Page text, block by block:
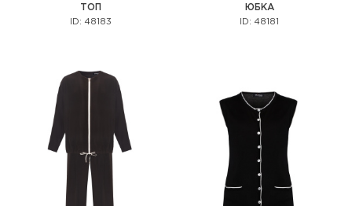
ТОП
ID: 48183
ЮБКА
ID: 48181